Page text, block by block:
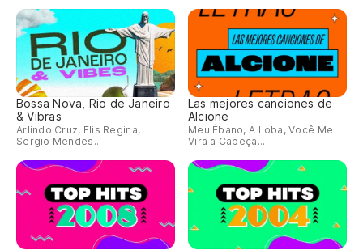
Bossa Nova, Rio de Janeiro
& Vibras
Arlindo Cruz, Elis Regina,
Sergio Mendes...
Las mejores canciones de
Alcione
Meu Ébano, A Loba, Você Me
Vira a Cabeça...